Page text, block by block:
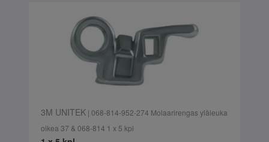
3M UNITEK| 068-814-952-274 Molaarirengas yläleuka
oikea 37 & 068-814 1 x 5 kpl